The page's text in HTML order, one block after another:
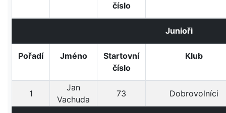
číslo
Junioři
Pořadí Jméno
Startovní
číslo
Klub
1
Jan
Vachuda
73 Dobrovolníci